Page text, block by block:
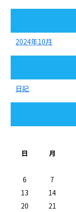
2024年10月
日記
日
月
6
7
13
14
20
21